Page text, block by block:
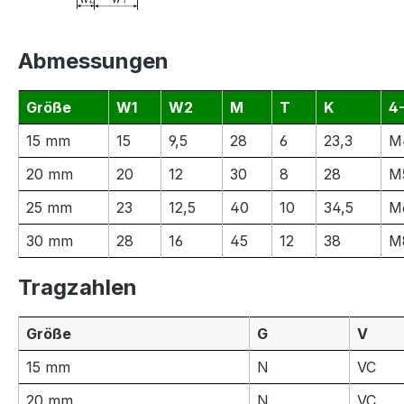
Abmessungen
Größe W1 W2 M T K
15 mm
15 9,5 28 6 23,3
20 mm
20 12 30 8 28
25 mm
23 12,5 40 10 34,5
30 mm
28 16 45 12 38
Tragzahlen
Größe G
V
15 mm
N
VC